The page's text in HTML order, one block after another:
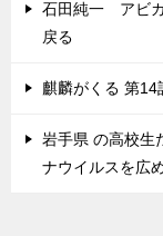
石田純一 アビ
戻る
麒麟がくる 第
岩手県 の高校生
ナウイルスを広